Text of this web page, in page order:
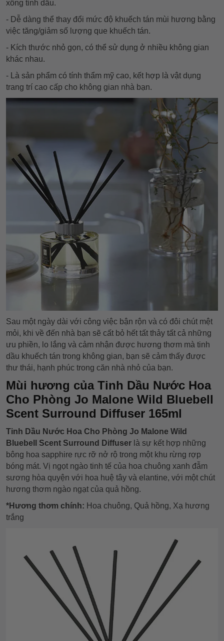
xông tinh dầu.
- Dễ dàng thể thay đổi mức độ khuếch tán mùi hương bằng
việc tăng/giảm số lượng que khuếch tán.
- Kích thước nhỏ gọn, có thể sử dụng ở nhiều không gian
khác nhau.
- Là sản phẩm có tính thẩm mỹ cao, kết hợp là vật dụng
trang trí cao cấp cho không gian nhà bạn.
Sau một ngày dài với công việc bận rộn và có đôi chút mệt
mỏi, khi về đến nhà bạn sẽ cất bỏ hết tất thảy tất cả những
ưu phiền, lo lắng và cảm nhận được hương thơm mà tinh
dầu khuếch tán trong không gian, bạn sẽ cảm thấy được
thư thái, hạnh phúc trong căn nhà nhỏ của bạn.
Mùi hương của Tinh Dầu Nước Hoa
Cho Phòng Jo Malone Wild Bluebell
Scent Surround Diffuser 165ml
Tinh Dầu Nước Hoa Cho Phòng Jo Malone Wild
Bluebell Scent Surround Diffuser là sự kết hợp những
bông hoa sapphire rực rỡ nở rộ trong một khu rừng rợp
bóng mát. Vị ngọt ngào tinh tế của hoa chuông xanh đẫm
sương hòa quyện với hoa huệ tây và elantine, với một chút
hương thơm ngào ngạt của quả hồng.
*Hương thơm chính: Hoa chuông, Quả hồng, Xạ hương
trắng